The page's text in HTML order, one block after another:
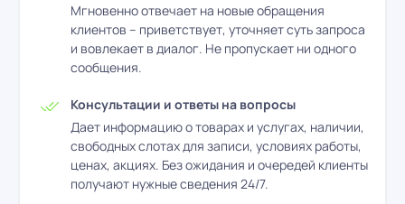
Мгновенно отвечает на новые обращения
клиентов – приветствует, уточняет суть запроса
и вовлекает в диалог. Не пропускает ни одного
сообщения.
Консультации и ответы на вопросы
Дает информацию о товарах и услугах, наличии,
свободных слотах для записи, условиях работы,
ценах, акциях. Без ожидания и очередей клиенты
получают нужные сведения 24/7.